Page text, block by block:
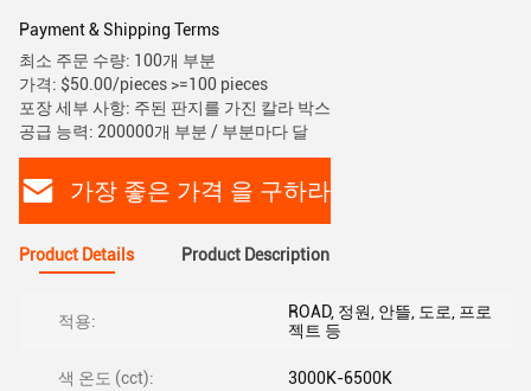
Payment & Shipping Terms
최소 주문 수량: 100개 부분
가격: $50.00/pieces >=100 pieces
포장 세부 사항: 주된 판지를 가진 칼라 박스
공급 능력: 200000개 부분 / 부분마다 달
가장 좋은 가격 을 구하라
Product Details Product Description
적용:
ROAD, 정원, 안뜰, 도로, 프로
젝트 등
색 온도 (cct): 3000K-6500K